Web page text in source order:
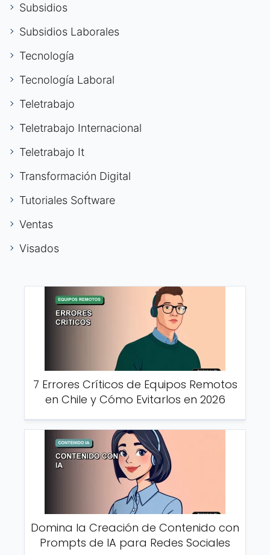
Subsidios
Subsidios Laborales
Tecnología
Tecnología Laboral
Teletrabajo
Teletrabajo Internacional
Teletrabajo It
Transformación Digital
Tutoriales Software
Ventas
Visados
7 Errores Críticos de Equipos Remotos
en Chile y Cómo Evitarlos en 2026
Domina la Creación de Contenido con
Prompts de IA para Redes Sociales